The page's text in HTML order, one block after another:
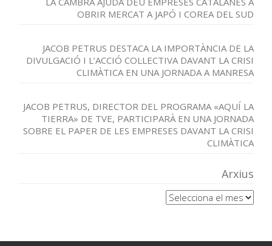
OBRIR MERCAT A JAPÓ I COREA DEL SUD
JACOB PETRUS DESTACA LA IMPORTÀNCIA DE LA
DIVULGACIÓ I L’ACCIÓ COL·LECTIVA DAVANT LA CRISI
CLIMÀTICA EN UNA JORNADA A MANRESA
JACOB PETRUS, DIRECTOR DEL PROGRAMA «AQUÍ LA
TIERRA» DE TVE, PARTICIPARÀ EN UNA JORNADA
SOBRE EL PAPER DE LES EMPRESES DAVANT LA CRISI
CLIMÀTICA
Arxius
Arxius